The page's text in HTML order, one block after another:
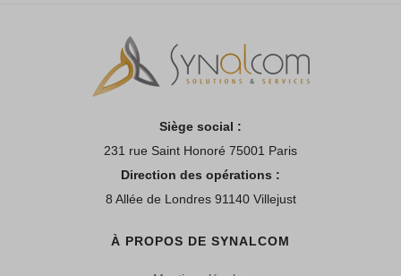
Siège social :
231 rue Saint Honoré 75001 Paris
Direction des opérations :
8 Allée de Londres 91140 Villejust
À PROPOS DE SYNALCOM